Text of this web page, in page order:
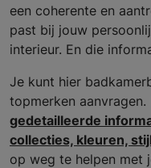
een coherente en
past bij jouw
interieur. En die
Je kunt hier
topmerken
gedetailleerde
collecties, kleuren,
op weg te helpen met